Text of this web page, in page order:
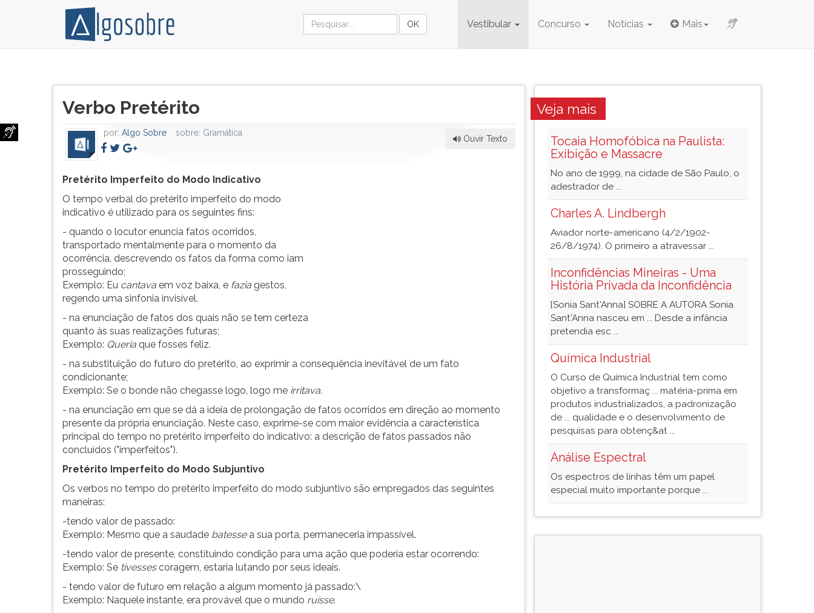
Vestibular Concurso Notícias Mais
Indicativo:
O
F
para
do
artigo:
Verbo Pretérito
Ouvir Texto
por: Algo Sobre sobre: Gramática
Pretérito Imperfeito do Modo Indicativo
O tempo verbal do pretérito imperfeito do modo
indicativo é utilizado para os seguintes fins:
- quando o locutor enuncia fatos ocorridos,
transportado mentalmente para o momento da
ocorrência, descrevendo os fatos da forma como iam
prosseguindo;
Exemplo: Eu cantava em voz baixa, e fazia gestos,
regendo uma sinfonia invisível.
- na enunciação de fatos dos quais não se tem certeza
quanto às suas realizações futuras;
Exemplo: Queria que fosses feliz.
- na substituição do futuro do pretérito, ao exprimir a consequência inevitável de um fato
condicionante;
Exemplo: Se o bonde não chegasse logo, logo me irritava.
- na enunciação em que se dá a ideia de prolongação de fatos ocorridos em direção ao momento
presente da própria enunciação. Neste caso, exprime-se com maior evidência a característica
principal do tempo no pretérito imperfeito do indicativo: a descrição de fatos passados não
concluídos ("imperfeitos").
Pretérito Imperfeito do Modo Subjuntivo
Os verbos no tempo do pretérito imperfeito do modo subjuntivo são empregados das seguintes
maneiras:
-tendo valor de passado:
Exemplo: Mesmo que a saudade batessea sua porta, permaneceria impassível.
-tendo valor de presente, constituindo condição para uma ação que poderia estar ocorrendo:
Exemplo: Se tivessescoragem, estaria lutando por seus ideais.
- tendo valor de futuro em relação a algum momento já passado:\
Exemplo: Naquele instante, era provável que o mundo ruísse.
Veja mais
Tocaia Homofóbica na Paulista:
Exibição e Massacre
No ano de 1999, na cidade de São Paulo, o
adestrador de ...
Charles A. Lindbergh
Aviador norte-americano (4/2/1902-
26/8/1974). O primeiro a atravessar ...
Inconfidências Mineiras - Uma
História Privada da Inconfidência
[Sonia Sant'Anna] SOBRE A AUTORA Sonia
Sant'Anna nasceu em ... Desde a infância
pretendia esc ...
Química Industrial
O Curso de Química Industrial tem como
objetivo a transformaç ... matéria-prima em
produtos industrializados, a padronização
de ... qualidade e o desenvolvimento de
pesquisas para obtenç&at ...
Análise Espectral
Os espectros de linhas têm um papel
especial muito importante porque ...